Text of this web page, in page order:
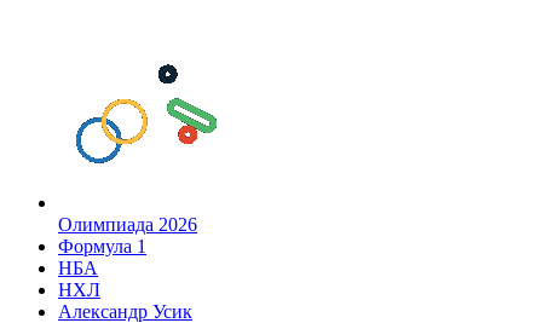
Олимпиада 2026
Формула 1
НБА
НХЛ
Александр Усик